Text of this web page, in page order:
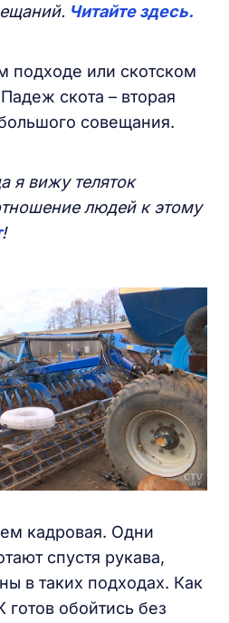
Читайте здесь.
подходе или скотском
скота – вторая
совещания.
я вижу теляток
людей к этому
!
кадровая. Одни
спустя рукава,
в таких подходах. Как
обойтись без